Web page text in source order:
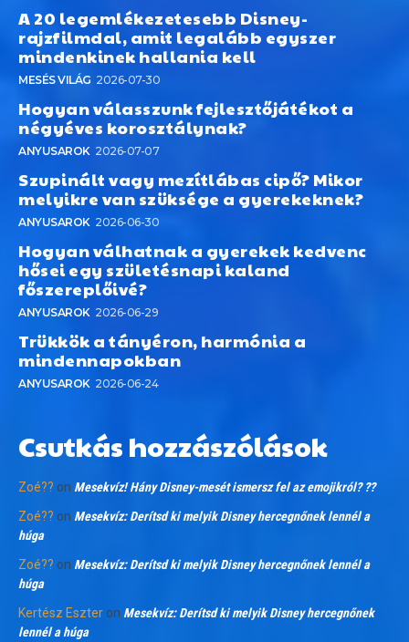
A 20 legemlékezetesebb Disney-
rajzfilmdal, amit legalább egyszer
mindenkinek hallania kell
MESÉS VILÁG 2026-07-30
Hogyan válasszunk fejlesztőjátékot a
négyéves korosztálynak?
ANYUSAROK 2026-07-07
Szupinált vagy mezítlábas cipő? Mikor
melyikre van szüksége a gyerekeknek?
ANYUSAROK 2026-06-30
Hogyan válhatnak a gyerekek kedvenc
hősei egy születésnapi kaland
főszereplőivé?
ANYUSAROK 2026-06-29
Trükkök a tányéron, harmónia a
mindennapokban
ANYUSAROK 2026-06-24
Csutkás hozzászólások
Zoé?? on Mesekvíz! Hány Disney-mesét ismersz fel az emojikról? ??
Zoé?? on Mesekvíz: Derítsd ki melyik Disney hercegnőnek lennél a
húga
Zoé?? on Mesekvíz: Derítsd ki melyik Disney hercegnőnek lennél a
húga
Kertész Eszter on Mesekvíz: Derítsd ki melyik Disney hercegnőnek
lennél a húga